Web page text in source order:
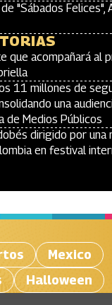
"Sábados Felices",
que acompañará al
11 millones de
una
de Medios Públicos
dirigido por una
en festival
Mexico
Halloween